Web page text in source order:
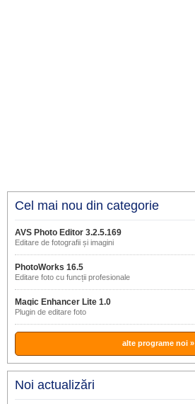
Cel mai nou din categorie
AVS Photo Editor 3.2.5.169
Editare de fotografii și imagini
PhotoWorks 16.5
Editare foto cu funcții profesionale
Magic Enhancer Lite 1.0
Plugin de editare foto
alte programe noi »
Noi actualizări